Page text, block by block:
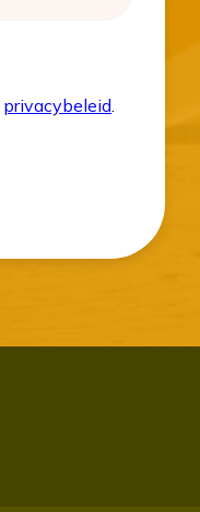
privacybeleid.